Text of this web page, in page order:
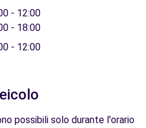
- 12:00
- 18:00
- 12:00
possibili solo durante l'orario